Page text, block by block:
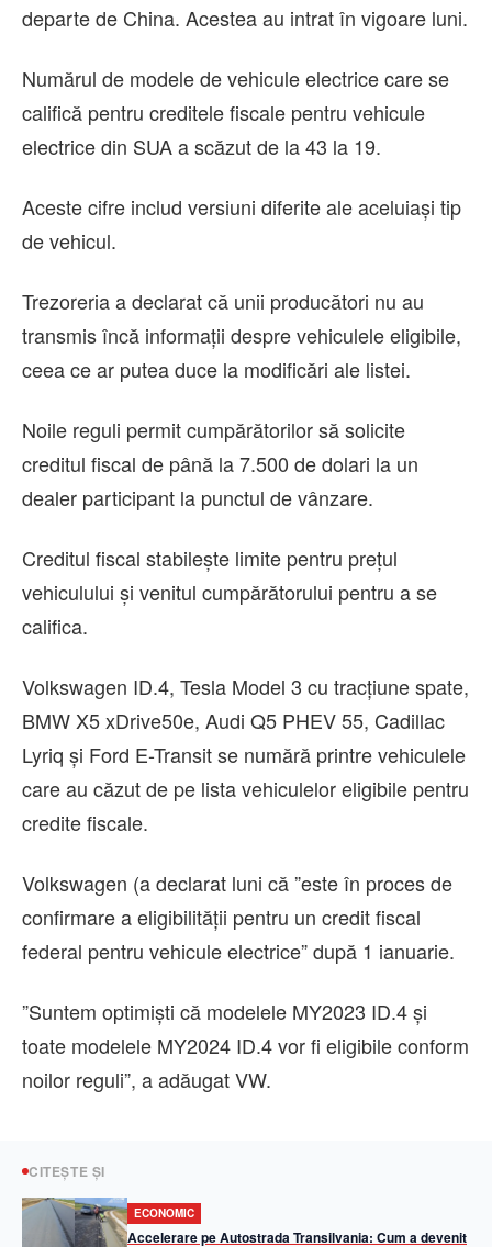
departe de China. Acestea au intrat în vigoare luni.
Numărul de modele de vehicule electrice care se
califică pentru creditele fiscale pentru vehicule
electrice din SUA a scăzut de la 43 la 19.
Aceste cifre includ versiuni diferite ale aceluiaşi tip
de vehicul.
Trezoreria a declarat că unii producători nu au
transmis încă informaţii despre vehiculele eligibile,
ceea ce ar putea duce la modificări ale listei.
Noile reguli permit cumpărătorilor să solicite
creditul fiscal de până la 7.500 de dolari la un
dealer participant la punctul de vânzare.
Creditul fiscal stabileşte limite pentru preţul
vehiculului şi venitul cumpărătorului pentru a se
califica.
Volkswagen ID.4, Tesla Model 3 cu tracţiune spate,
BMW X5 xDrive50e, Audi Q5 PHEV 55, Cadillac
Lyriq şi Ford E-Transit se numără printre vehiculele
care au căzut de pe lista vehiculelor eligibile pentru
credite fiscale.
Volkswagen (a declarat luni că ”este în proces de
confirmare a eligibilităţii pentru un credit fiscal
federal pentru vehicule electrice” după 1 ianuarie.
”Suntem optimişti că modelele MY2023 ID.4 şi
toate modelele MY2024 ID.4 vor fi eligibile conform
noilor reguli”, a adăugat VW.
CITEȘTE ȘI
ECONOMIC
Accelerare pe Autostrada Transilvania: Cum a devenit